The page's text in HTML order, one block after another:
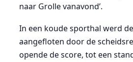
naar Grolle vanavond’.
In een koude sporthal werd
aangefloten door de
opende de score, tot een